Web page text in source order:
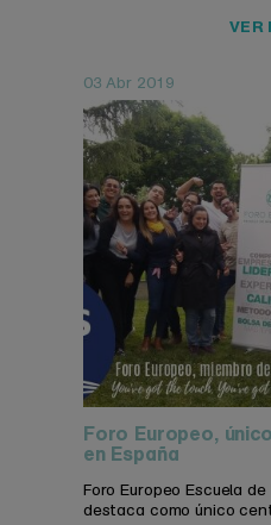
VER
03 Abr 2019
Foro Europeo,
en España
Foro Europeo Escuela
destaca como único